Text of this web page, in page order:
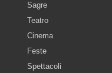
Sagre
Teatro
Cinema
Feste
Spettacoli